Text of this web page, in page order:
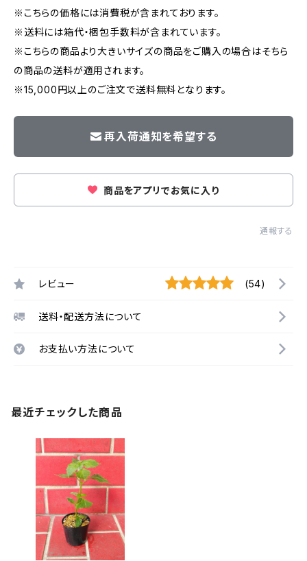
※こちらの価格には消費税が含まれております。
※送料には箱代・梱包手数料が含まれています。
※こちらの商品より大きいサイズの商品をご購入の場合はそちら
の商品の送料が適用されます。
※15,000円以上のご注文で送料無料となります。
再入荷通知を希望する
商品をアプリでお気に入り
通報する
レビュー (54)
送料・配送方法について
お支払い方法について
最近チェックした商品